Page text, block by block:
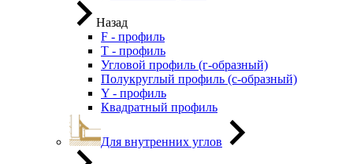
Назад
F - профиль
Т - профиль
Угловой профиль (г-образный)
Полукруглый профиль (с-образный)
Y - профиль
Квадратный профиль
Для внутренних углов